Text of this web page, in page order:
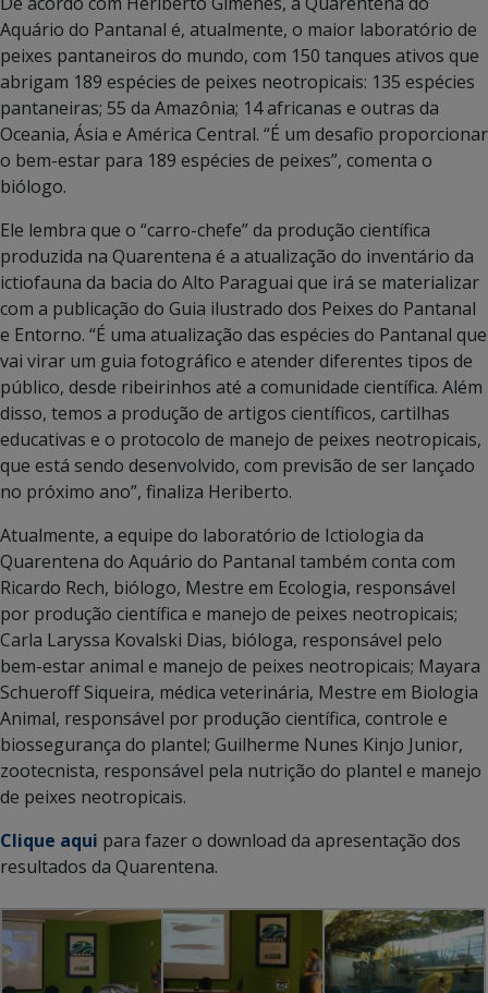
Aquário do Pantanal é, atualmente, o maior laboratório de
peixes pantaneiros do mundo, com 150 tanques ativos que
abrigam 189 espécies de peixes neotropicais: 135 espécies
pantaneiras; 55 da Amazônia; 14 africanas e outras da
Oceania, Ásia e América Central. “É um desafio proporcionar
o bem-estar para 189 espécies de peixes”, comenta o
biólogo.
Ele lembra que o “carro-chefe” da produção científica
produzida na Quarentena é a atualização do inventário da
ictiofauna da bacia do Alto Paraguai que irá se materializar
com a publicação do Guia ilustrado dos Peixes do Pantanal
e Entorno. “É uma atualização das espécies do Pantanal que
vai virar um guia fotográfico e atender diferentes tipos de
público, desde ribeirinhos até a comunidade científica. Além
disso, temos a produção de artigos científicos, cartilhas
educativas e o protocolo de manejo de peixes neotropicais,
que está sendo desenvolvido, com previsão de ser lançado
no próximo ano”, finaliza Heriberto.
Atualmente, a equipe do laboratório de Ictiologia da
Quarentena do Aquário do Pantanal também conta com
Ricardo Rech, biólogo, Mestre em Ecologia, responsável
por produção científica e manejo de peixes neotropicais;
Carla Laryssa Kovalski Dias, bióloga, responsável pelo
bem-estar animal e manejo de peixes neotropicais; Mayara
Schueroff Siqueira, médica veterinária, Mestre em Biologia
Animal, responsável por produção científica, controle e
biossegurança do plantel; Guilherme Nunes Kinjo Junior,
zootecnista, responsável pela nutrição do plantel e manejo
de peixes neotropicais.
Clique aqui para fazer o download da apresentação dos
resultados da Quarentena.